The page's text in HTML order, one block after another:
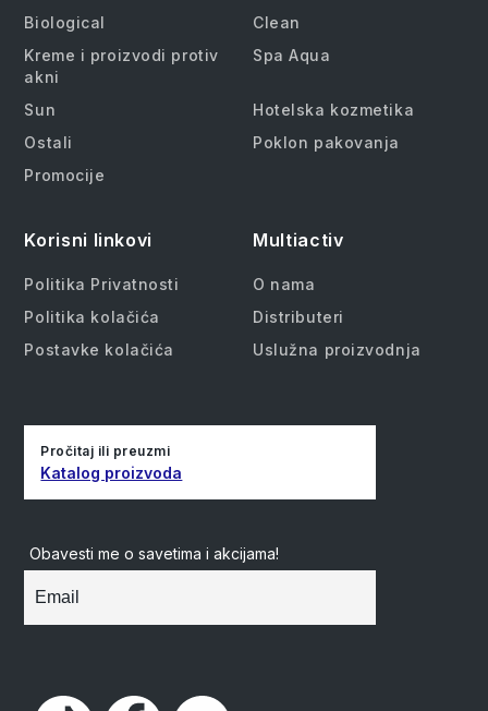
Biological
Clean
Kreme i proizvodi protiv
akni
Spa Aqua
Sun
Hotelska kozmetika
Ostali
Poklon pakovanja
Promocije
Korisni linkovi
Politika Privatnosti
Politika kolačića
Postavke kolačića
Multiactiv
O nama
Distributeri
Uslužna proizvodnja
Pročitaj ili preuzmi
Katalog proizvoda
Obavesti me o savetima i akcijama!